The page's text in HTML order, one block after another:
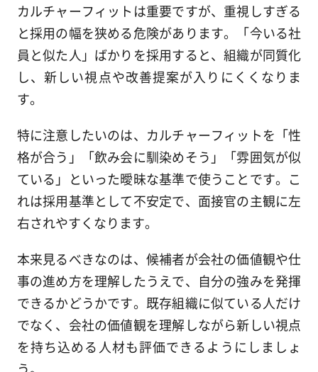
カルチャーフィットは重要ですが、重視しすぎる
と採用の幅を狭める危険があります。「今いる社
員と似た人」ばかりを採用すると、組織が同質化
し、新しい視点や改善提案が入りにくくなりま
す。
特に注意したいのは、カルチャーフィットを「性
格が合う」「飲み会に馴染めそう」「雰囲気が似
ている」といった曖昧な基準で使うことです。こ
れは採用基準として不安定で、面接官の主観に左
右されやすくなります。
本来見るべきなのは、候補者が会社の価値観や仕
事の進め方を理解したうえで、自分の強みを発揮
できるかどうかです。既存組織に似ている人だけ
でなく、会社の価値観を理解しながら新しい視点
を持ち込める人材も評価できるようにしましょ